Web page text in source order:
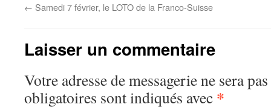
← Samedi 7 février, le LOTO de la Franco-Suisse
Laisser un commentaire
Votre adresse de messagerie ne sera
obligatoires sont indiqués avec *